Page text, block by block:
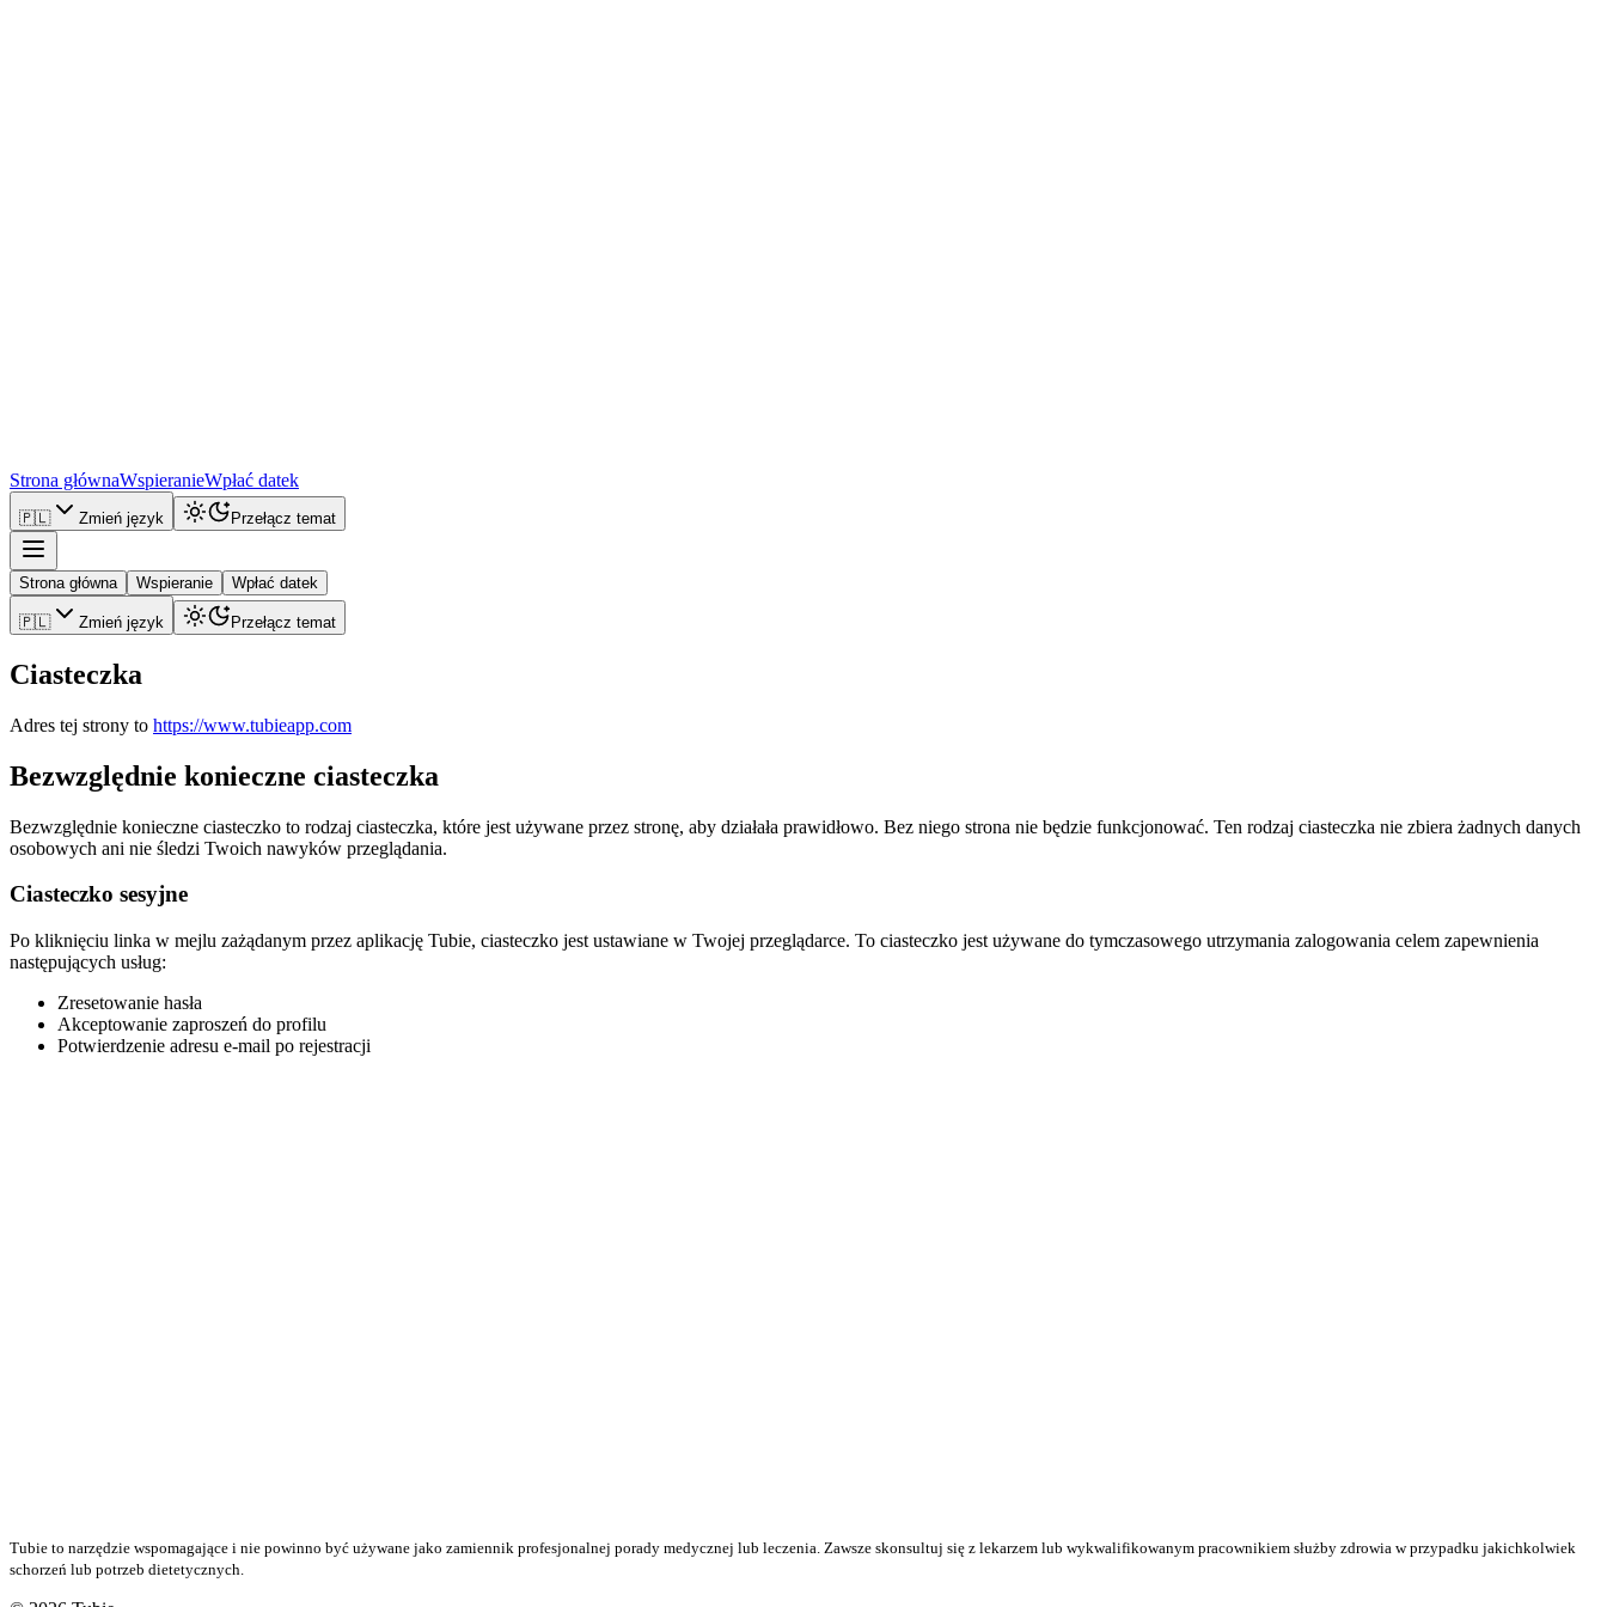
Strona głównaWspieranieWpłać datek
🇵🇱 Zmień język Przełącz temat
Strona główna Wspieranie Wpłać datek
🇵🇱 Zmień język Przełącz temat
Ciasteczka
Adres tej strony to https://www.tubieapp.com
Bezwzględnie konieczne ciasteczka
Bezwzględnie konieczne ciasteczko to rodzaj ciasteczka, które jest używane przez stronę, aby działała prawidłowo. Bez niego strona nie będzie funkcjonować. Ten rodzaj ciasteczka nie zbiera żadnych danych
osobowych ani nie śledzi Twoich nawyków przeglądania.
Ciasteczko sesyjne
Po kliknięciu linka w mejlu zażądanym przez aplikację Tubie, ciasteczko jest ustawiane w Twojej przeglądarce. To ciasteczko jest używane do tymczasowego utrzymania zalogowania celem zapewnienia
następujących usług:
Zresetowanie hasła
Akceptowanie zaproszeń do profilu
Potwierdzenie adresu e-mail po rejestracji
Tubie to narzędzie wspomagające i nie powinno być używane jako zamiennik profesjonalnej porady medycznej lub leczenia. Zawsze skonsultuj się z lekarzem lub wykwalifikowanym pracownikiem służby zdrowia w przypadku jakichkolwiek
schorzeń lub potrzeb dietetycznych.